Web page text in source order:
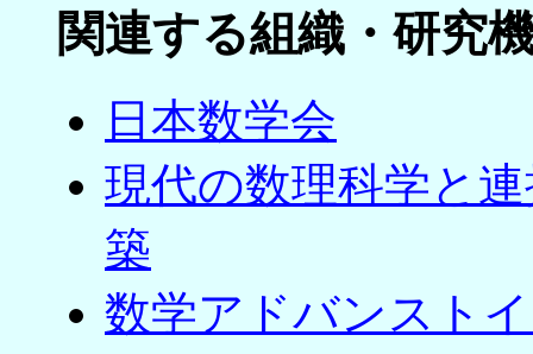
関連する組織・研究
日本数学会
現代の数理科学と
築
数学アドバンスト